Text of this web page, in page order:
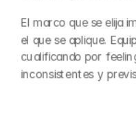
El marco que se elija
el que se aplique.
cualificando por
inconsistentes y